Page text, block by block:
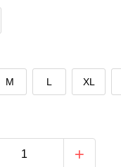
M L XL